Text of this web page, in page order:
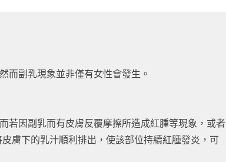
而副乳現象並非僅有女性會發生。
若因副乳而有皮膚反覆摩擦所造成紅腫等現象，或者
膚下的乳汁順利排出，使該部位持續紅腫發炎，可